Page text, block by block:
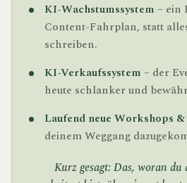
KI-Wachstumssystem – ein
Content-Fahrplan, statt
schreiben.
KI-Verkaufssystem – der
heute schlanker und
Laufend neue Workshops
deinem Weggang
Kurz gesagt: Das, woran